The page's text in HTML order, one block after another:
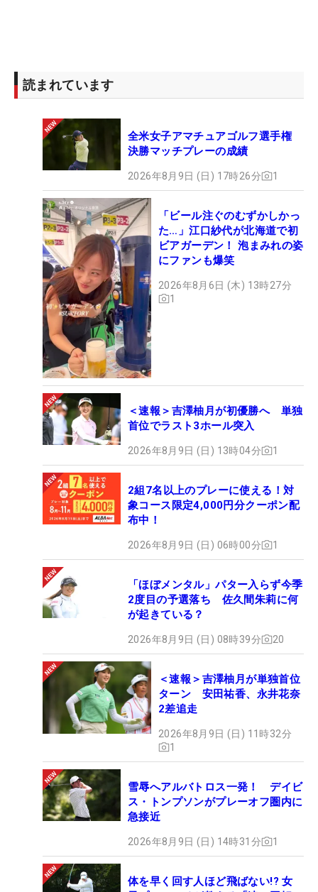
読まれています
全米女子アマチュアゴルフ選手権
決勝マッチプレーの成績
2026年8月9日 (日) 17時26分 1
「ビール注ぐのむずかしかっ
た…」江口紗代が北海道で初
ビアガーデン！ 泡まみれの姿
にファンも爆笑
2026年8月6日 (木) 13時27分
1
＜速報＞吉澤柚月が初優勝へ 単独
首位でラスト3ホール突入
2026年8月9日 (日) 13時04分 1
2組7名以上のプレーに使える！対
象コース限定4,000円分クーポン配
布中！
2026年8月9日 (日) 06時00分 1
「ほぼメンタル」パター入らず今季
2度目の予選落ち 佐久間朱莉に何
が起きている？
2026年8月9日 (日) 08時39分 20
＜速報＞吉澤柚月が単独首位
ターン 安田祐香、永井花奈
2差追走
2026年8月9日 (日) 11時32分
1
雪辱へアルバトロス一発！ デイビ
ス・トンプソンがプレーオフ圏内に
急接近
2026年8月9日 (日) 14時31分 1
体を早く回す人ほど飛ばない!? 女